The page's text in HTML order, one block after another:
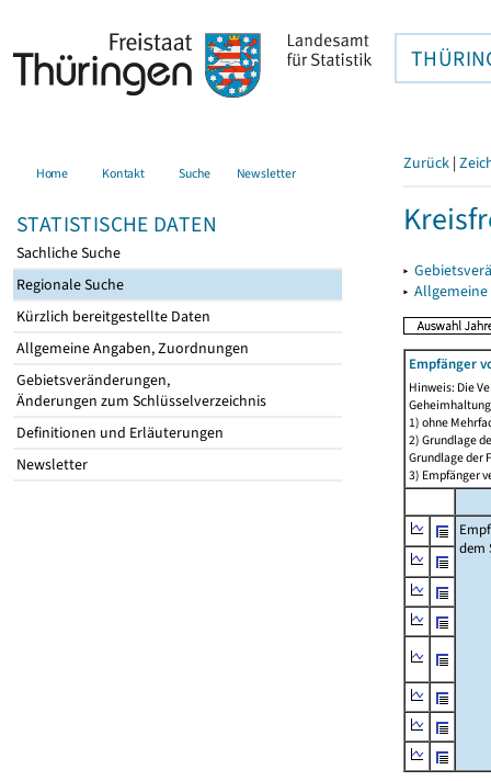
Home Kontakt Suche Newsletter
STATISTISCHE DATEN
Sachliche Suche
Regionale Suche
Kürzlich bereitgestellte Daten
Allgemeine Angaben, Zuordnungen
Gebietsveränderungen,
Änderungen zum Schlüsselverzeichnis
Definitionen und Erläuterungen
Newsletter
Zurück |
▸
▸
Empfänger
Hinweis: Die
1) ohne
2) Grundlage
Grundlage der
3) Empfänger
dem